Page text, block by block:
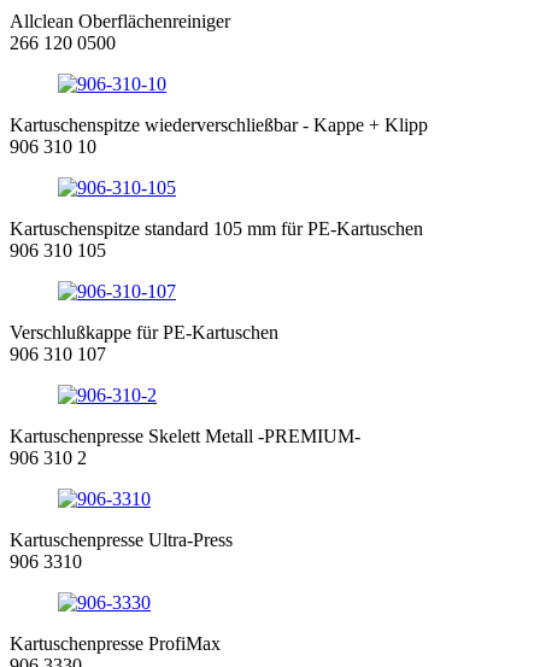
Allclean Oberflächenreiniger
266 120 0500
Kartuschenspitze wiederverschließbar - Kappe + Klipp
906 310 10
Kartuschenspitze standard 105 mm für PE-Kartuschen
906 310 105
Verschlußkappe für PE-Kartuschen
906 310 107
Kartuschenpresse Skelett Metall -PREMIUM-
906 310 2
Kartuschenpresse Ultra-Press
906 3310
Kartuschenpresse ProfiMax